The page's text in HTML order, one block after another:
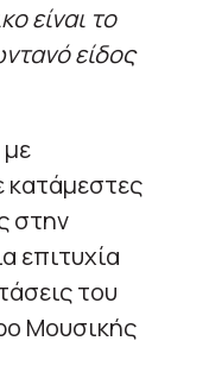
είναι το
είδος
κατάμεστες
στην
επιτυχία
του
Μουσικής